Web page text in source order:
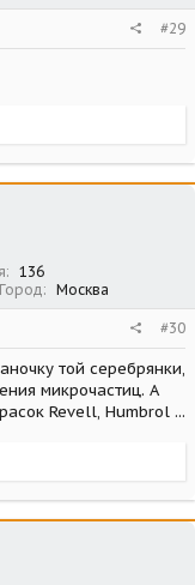
#29
136
Город Москва
#30
той серебрянки,
микрочастиц. А
Revell, Humbrol ...